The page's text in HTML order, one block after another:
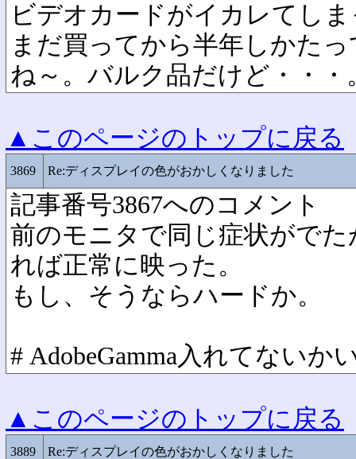
ビデオカードがイカレてし
まだ買ってから半年しかた
ね～。バルク品だけど・・・
▲このページのトップに戻る
3869 Re:ディスプレイの色がおかしくなりました
記事番号3867へのコメント
前のモニタで同じ症状がで
れば正常に映った。
もし、そうならハードか。
# AdobeGamma入れてないか
▲このページのトップに戻る
3889 Re:ディスプレイの色がおかしくなりました